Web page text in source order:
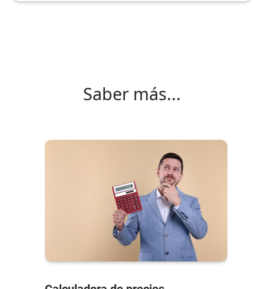
Saber más...